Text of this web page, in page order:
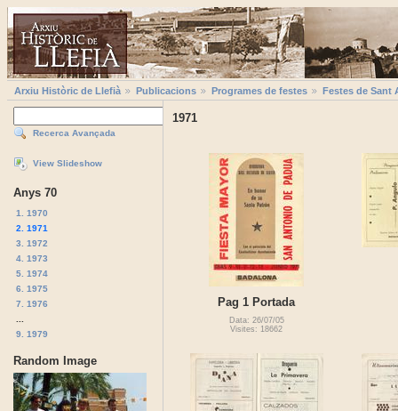
Arxiu Històric de Llefià Publicacions Programes de festes Festes de Sant
Recerca Avançada
View Slideshow
Anys 70
1. 1970
2. 1971
3. 1972
4. 1973
5. 1974
6. 1975
7. 1976
9. 1979
Random Image
1971
Pag 1 Portada
Data: 26/07/05
Visites: 18662